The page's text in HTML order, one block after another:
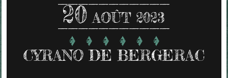
20 AOÛT 2023
CYRANO DE BERGERAC